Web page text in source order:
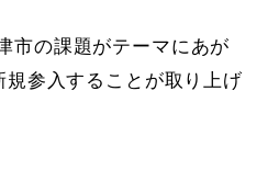
市の課題がテーマにあが
規参入することが取り上げ